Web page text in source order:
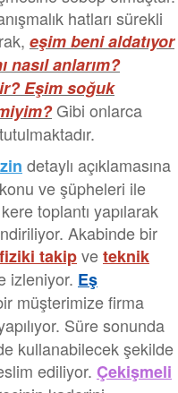
hatları sürekli
eşim beni aldatıyor
nasıl anlarım?
Eşim soğuk
Gibi onlarca
detaylı açıklamasına
ve şüpheleri ile
toplantı yapılarak
Akabinde bir
fiziki takipveteknik
izleniyor. Eş
müşterimize firma
Süre sonunda
kullanabilecek şekilde
ediliyor. Çekişmeli